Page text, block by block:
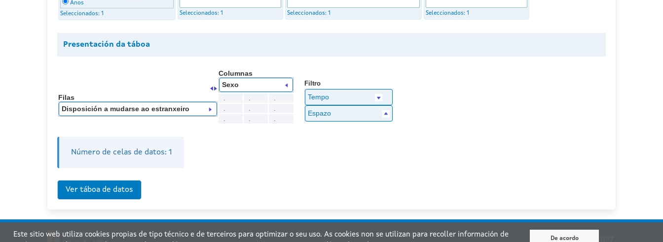
Anos
Seleccionados: 1 Seleccionados: 1 Seleccionados: 1 Seleccionados: 1
Presentación da táboa
Columnas
Sexo
Filas
Disposición a mudarse ao estranxeiro
. .
.
.
.
.
.
. .
Filtro
Tempo
Espazo
Número de celas de datos: 1
Xunta de Galicia. Información mantida e publicada na internet pola Xunta de Galicia
Este sitio web utiliza cookies propias de tipo técnico e de terceiros para optimizar o seu uso. As cookies non se utilizan para recoller información de De acordo